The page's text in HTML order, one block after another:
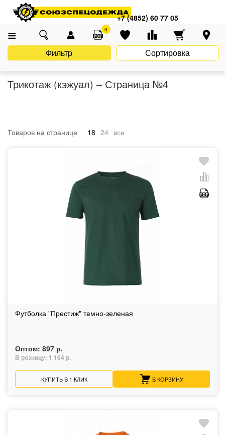
+7 (4852) 60 77 05
0
Главная Каталог Униформа Casual (Кэжуал) Трикотаж (кэжуал)
Трикотаж (кэжуал) – Страница №4
Фильтр Сортировка
Товаров на странице 18 24 все
Футболка "Престиж" темно-зеленая
Оптом: 897 р.
В розницу: 1 164 р.
КУПИТЬ В 1 КЛИК В КОРЗИНУ